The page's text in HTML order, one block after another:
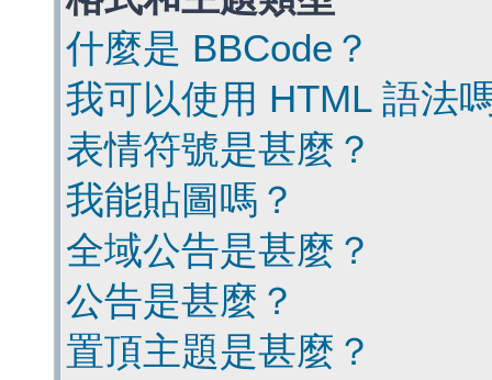
什麼是 BBCode？
我可以使用 HTML 語法
表情符號是甚麼？
我能貼圖嗎？
全域公告是甚麼？
公告是甚麼？
置頂主題是甚麼？